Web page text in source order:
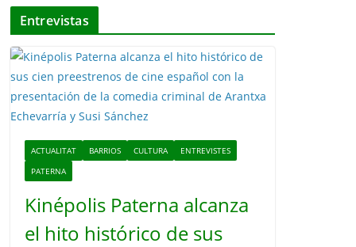
Entrevistas
ACTUALITAT BARRIOS CULTURA
ENTREVISTES
PATERNA
Kinépolis Paterna alcanza
el hito histórico de sus